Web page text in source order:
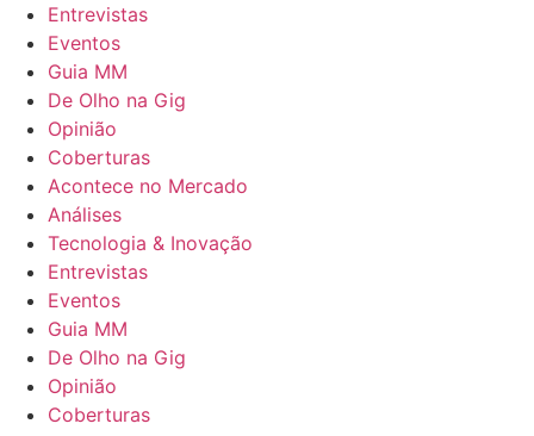
Entrevistas
Eventos
Guia MM
De Olho na Gig
Opinião
Coberturas
Acontece no Mercado
Análises
Tecnologia & Inovação
Entrevistas
Eventos
Guia MM
De Olho na Gig
Opinião
Coberturas